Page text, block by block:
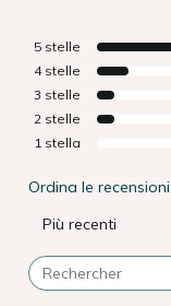
5 stelle
4 stelle
3 stelle
2 stelle
1 stella
Ordina le recensioni